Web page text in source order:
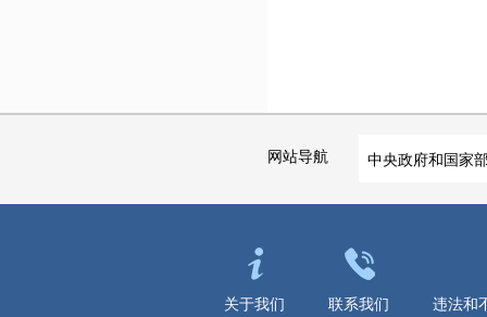
网站导航 中央政府和国家
关于我们 联系我们 违法和